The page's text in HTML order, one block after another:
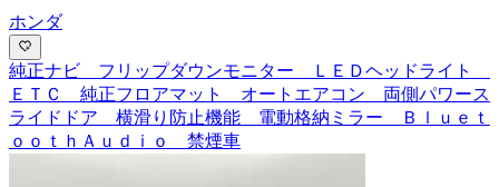
ホンダ
純正ナビ フリップダウンモニター ＬＥＤヘッドライト
ＥＴＣ 純正フロアマット オートエアコン 両側パワース
ライドドア 横滑り防止機能 電動格納ミラー Ｂｌｕｅｔ
ｏｏｔｈＡｕｄｉｏ 禁煙車